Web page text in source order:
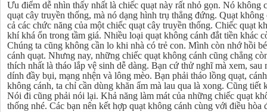
Ưu điểm dễ nhìn thấy nhất là chiếc quạt này rất nhỏ gọn. Nó không
quạt cây truyền thống, mà nó dạng hình trụ thẳng đứng. Quạt
cả các chức năng của một chiếc quạt cây truyền thống. Chiếc quạt
khí khá ổn trong tầm giá. Nhiều loại quạt không cánh đắt tiền khác
Chúng ta cũng không cần lo khi nhà có trẻ con. Mình còn nhớ hồi
cánh quạt. Nhưng nay, những chiếc quạt không cánh cũng chẳng
thích nhất là tháo lắp vệ sinh dễ dàng. Bạn cứ thử nghĩ mà xem,
dính đầy bụi, mạng nhện và lông mèo. Bạn phải tháo lồng quạt,
không cánh, ta chỉ cần dùng khăn ẩm mà lau qua là xong. Cũng
Nói đi cũng phải nói lại. Khả năng làm mát của những chiếc quạt
thống nhé. Các bạn nên kết hợp quạt không cánh cùng với điều hòa